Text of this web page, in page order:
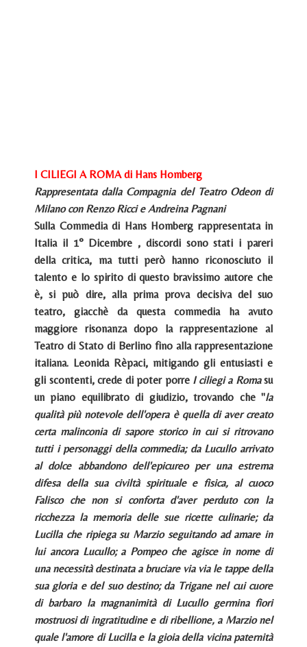
I CILIEGI A ROMA di Hans Homberg
Rappresentata dalla Compagnia del Teatro Odeon di
Milano con Renzo Ricci e Andreina Pagnani
Sulla Commedia di Hans Homberg rappresentata in
Italia il 1° Dicembre , discordi sono stati i pareri
della critica, ma tutti però hanno riconosciuto il
talento e lo spirito di questo bravissimo autore che
è, si può dire, alla prima prova decisiva del suo
teatro, giacchè da questa commedia ha avuto
maggiore risonanza dopo la rappresentazione al
Teatro di Stato di Berlino fino alla rappresentazione
italiana. Leonida Rèpaci, mitigando gli entusiasti e
gli scontenti, crede di poter porreI ciliegi a Romasu
un piano equilibrato di giudizio, trovando che "la
qualità più notevole dell'opera è quella di aver creato
certa malinconia di sapore storico in cui si ritrovano
tutti i personaggi della commedia; da Lucullo arrivato
al dolce abbandono dell'epicureo per una estrema
difesa della sua civiltà spirituale e fisica, al cuoco
Falisco che non si conforta d'aver perduto con la
ricchezza la memoria delle sue ricette culinarie; da
Lucilla che ripiega su Marzio seguitando ad amare in
lui ancora Lucullo; a Pompeo che agisce in nome di
una necessità destinata a bruciare via via le tappe della
sua gloria e del suo destino; da Trigane nel cui cuore
di barbaro la magnanimità di Lucullo germina fiori
mostruosi di ingratitudine e di ribellione, a Marzio nel
quale l'amore di Lucilla e la gioia della vicina paternità